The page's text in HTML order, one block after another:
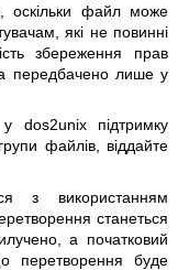
оскільки файл може
які не повинні
збереження прав
передбачено лише у
dos2unix підтримку
файлів, віддайте
з використанням
станеться
а початковий
перетворення буде